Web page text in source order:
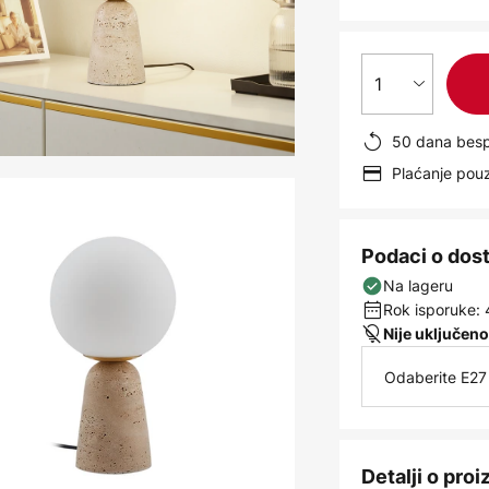
1
50 dana
Plaćanje
Podaci o
Na lageru
Rok isporuke:
Nije
Odaberite
Detalji o